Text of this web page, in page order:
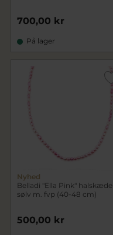
700,00 kr
På lager
Nyhed
Belladi "Ella Pink" halskæde
sølv m. fvp (40-48 cm)
500,00 kr